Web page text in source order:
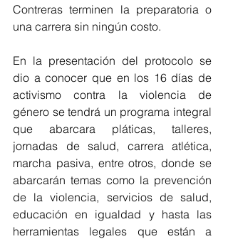
Contreras terminen la preparatoria o
una carrera sin ningún costo.
En la presentación del protocolo se
dio a conocer que en los 16 días de
activismo contra la violencia de
género se tendrá un programa integral
que abarcara pláticas, talleres,
jornadas de salud, carrera atlética,
marcha pasiva, entre otros, donde se
abarcarán temas como la prevención
de la violencia, servicios de salud,
educación en igualdad y hasta las
herramientas legales que están a